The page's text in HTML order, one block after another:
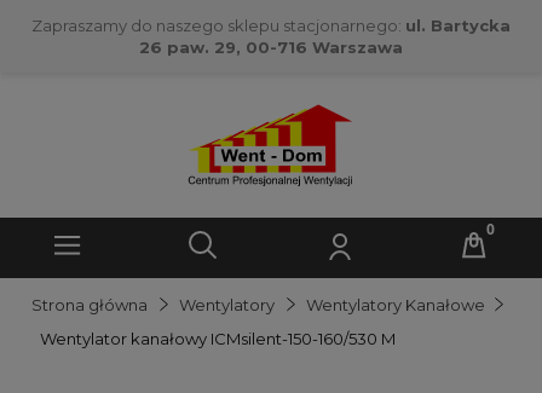
Zapraszamy do naszego sklepu stacjonarnego: ul. Bartycka
26 paw. 29, 00-716 Warszawa
Strona główna Wentylatory
Wentylatory Kanałowe
Wentylator kanałowy ICMsilent-150-160/530 M